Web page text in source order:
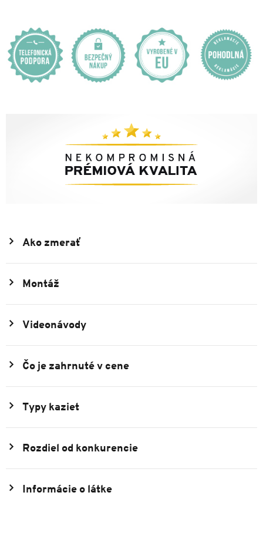
Ako zmerať
Montáž
Videonávody
Čo je zahrnuté v cene
Typy kaziet
Rozdiel od konkurencie
Informácie o látke